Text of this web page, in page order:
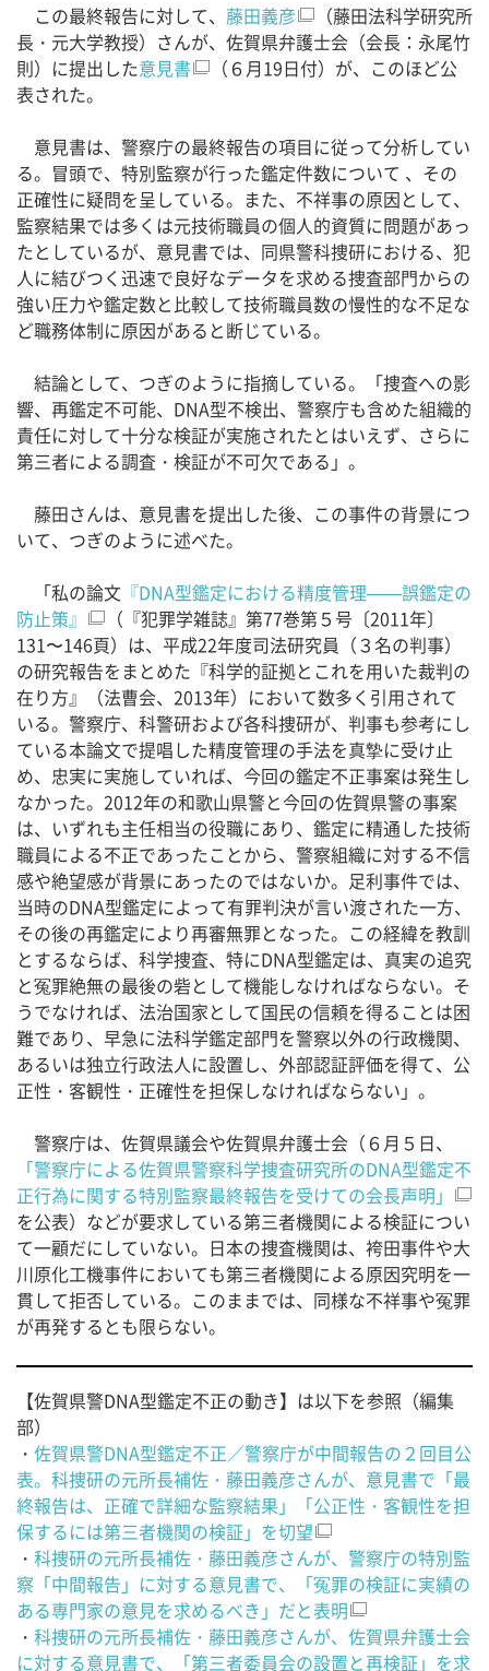
この最終報告に対して、 藤田義彦
（藤田法科学研究所
長・元大学教授）さんが、佐賀県弁護士会（会長：永尾竹
則）に提出した意見書
（６月19日付）が、このほど公
表された。
意見書は、警察庁の最終報告の項目に従って分析してい
る。冒頭で、特別監察が行った鑑定件数について 、その
正確性に疑問を呈している。また、不祥事の原因として、
監察結果では多くは元技術職員の個人的資質に問題があっ
たとしているが、意見書では、同県警科捜研における、犯
人に結びつく迅速で良好なデータを求める捜査部門からの
強い圧力や鑑定数と比較して技術職員数の慢性的な不足な
ど職務体制に原因があると断じている。
結論として、つぎのように指摘している。「捜査への影
響、再鑑定不可能、DNA型不検出、警察庁も含めた組織的
責任に対して十分な検証が実施されたとはいえず、さらに
第三者による調査・検証が不可欠である」。
藤田さんは、意見書を提出した後、この事件の背景につ
いて、つぎのように述べた。
「私の論文 『DNA型鑑定における精度管理——誤鑑定の
防止策』
（『犯罪学雑誌』第77巻第５号〔2011年〕
131〜146頁）は、平成22年度司法研究員（３名の判事）
の研究報告をまとめた『科学的証拠とこれを用いた裁判の
在り方』（法曹会、2013年）において数多く引用されて
いる。警察庁、科警研および各科捜研が、判事も参考にし
ている本論文で提唱した精度管理の手法を真摯に受け止
め、忠実に実施していれば、今回の鑑定不正事案は発生し
なかった。2012年の和歌山県警と今回の佐賀県警の事案
は、いずれも主任相当の役職にあり、鑑定に精通した技術
職員による不正であったことから、警察組織に対する不信
感や絶望感が背景にあったのではないか。足利事件では、
当時のDNA型鑑定によって有罪判決が言い渡された一方、
その後の再鑑定により再審無罪となった。この経緯を教訓
とするならば、科学捜査、特にDNA型鑑定は、真実の追究
と冤罪絶無の最後の砦として機能しなければならない。そ
うでなければ、法治国家として国民の信頼を得ることは困
難であり、早急に法科学鑑定部門を警察以外の行政機関、
あるいは独立行政法人に設置し、外部認証評価を得て、公
正性・客観性・正確性を担保しなければならない」。
警察庁は、佐賀県議会や佐賀県弁護士会（６月５日、
「警察庁による佐賀県警察科学捜査研究所のDNA型鑑定不
正行為に関する特別監察最終報告を受けての会長声明」
を公表）などが要求している第三者機関による検証につい
て一顧だにしていない。日本の捜査機関は、袴田事件や大
川原化工機事件においても第三者機関による原因究明を一
貫して拒否している。このままでは、同様な不祥事や冤罪
が再発するとも限らない。
【佐賀県警DNA型鑑定不正の動き】は以下を参照（編集
部）
・ 佐賀県警DNA型鑑定不正／警察庁が中間報告の２回目公
表。科捜研の元所長補佐・藤田義彦さんが、意見書で「最
終報告は、正確で詳細な監察結果」「公正性・客観性を担
保するには第三者機関の検証」を切望
・ 科捜研の元所長補佐・藤田義彦さんが、警察庁の特別監
察「中間報告」に対する意見書で、「冤罪の検証に実績の
ある専門家の意見を求めるべき」だと表明
・ 科捜研の元所長補佐・藤田義彦さんが、佐賀県弁護士会
に対する意見書で、「第三者委員会の設置と再検証」を求